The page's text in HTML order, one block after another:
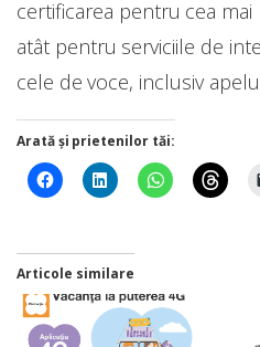
certificarea pentru cea
atât pentru serviciile de
cele de voce, inclusiv
Arată și prietenilor tăi:
Articole similare